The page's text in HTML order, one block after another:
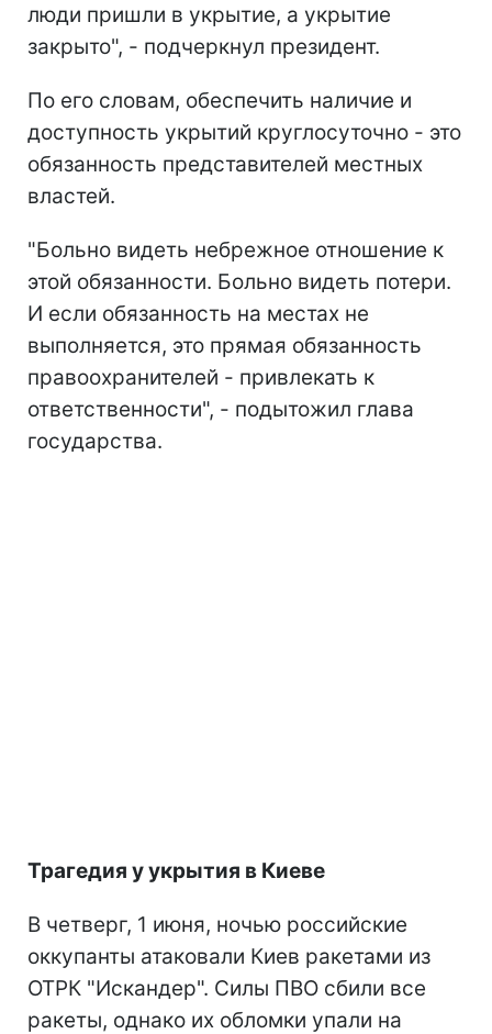
люди пришли в укрытие, а укрытие
закрыто", - подчеркнул президент.
По его словам, обеспечить наличие и
доступность укрытий круглосуточно - это
обязанность представителей местных
властей.
"Больно видеть небрежное отношение к
этой обязанности. Больно видеть потери.
И если обязанность на местах не
выполняется, это прямая обязанность
правоохранителей - привлекать к
ответственности", - подытожил глава
государства.
Трагедия у укрытия в Киеве
В четверг, 1 июня, ночью российские
оккупанты атаковали Киев ракетами из
ОТРК "Искандер". Силы ПВО сбили все
ракеты, однако их обломки упали на